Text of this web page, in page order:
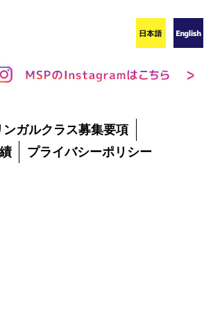
ンガルクラス募集要項
プライバシーポリシー